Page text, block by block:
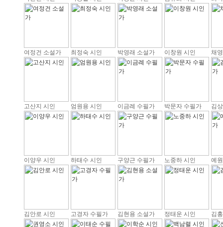
여정건 소설가 최정숙 시인 박영래 소설가 이창원 시인 채
고산지 시인 엄원용 시인 이금례 수필가 박문자 수필가 김
이양우 시인 하태수 시인 구양근 수필가 노중하 시인 예
김안로 시인 고경자 수필가 김현용 소설가 정태운 시인 김